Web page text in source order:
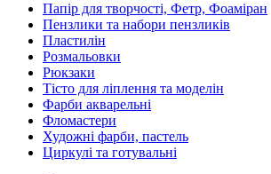
Папір для творчості, Фетр, Фоаміран
Пензлики та набори пензликів
Пластилін
Розмальовки
Рюкзаки
Тісто для ліплення та моделін
Фарби акварельні
Фломастери
Художні фарби, пастель
Циркулі та готувальні